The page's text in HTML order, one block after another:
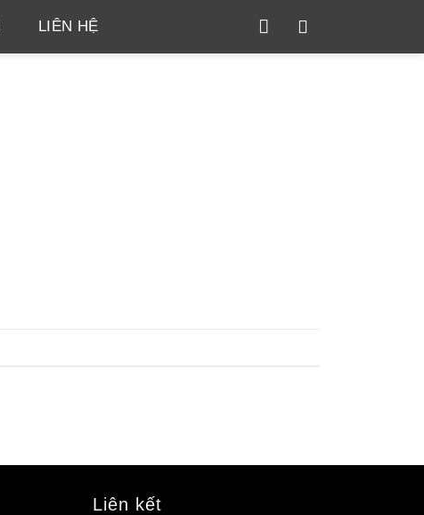
LIÊN HỆ
Liên kết